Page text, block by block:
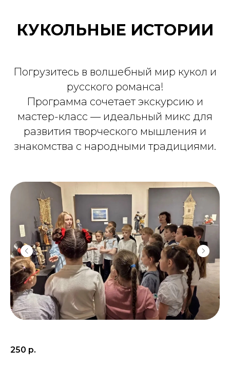
КУКОЛЬНЫЕ ИСТОРИИ
Погрузитесь в волшебный мир кукол и
русского романса!
Программа сочетает экскурсию и
мастер-класс — идеальный микс для
развития творческого мышления и
знакомства с народными традициями.
250 р.